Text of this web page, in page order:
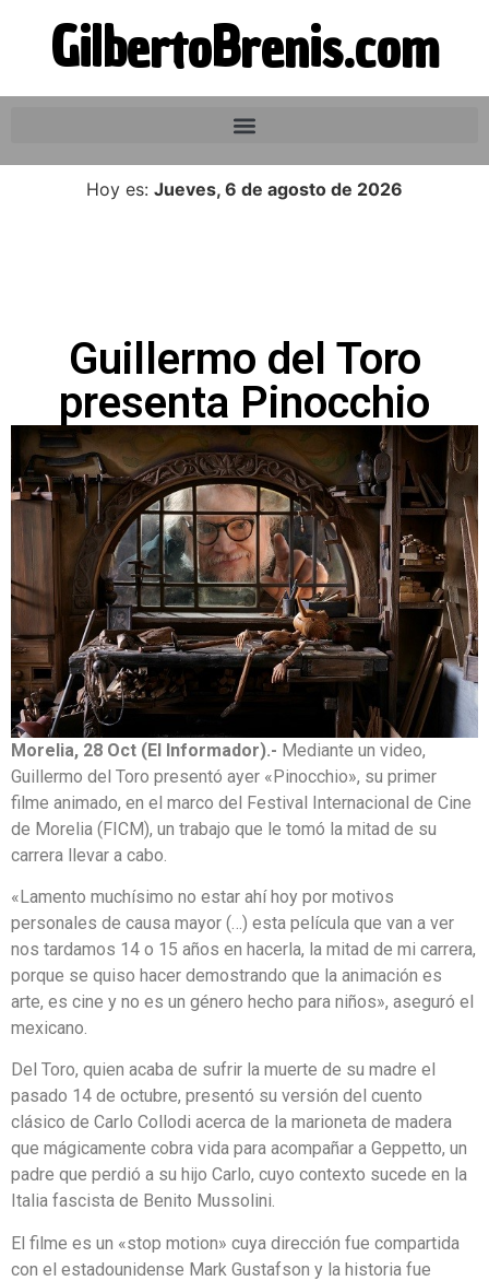
GilbertoBrenis.com
Hoy es: Jueves, 6 de agosto de 2026
Guillermo del Toro
presenta Pinocchio
Morelia, 28 Oct (El Informador).- Mediante un video,
Guillermo del Toro presentó ayer «Pinocchio», su primer
filme animado, en el marco del Festival Internacional de Cine
de Morelia (FICM), un trabajo que le tomó la mitad de su
carrera llevar a cabo.
«Lamento muchísimo no estar ahí hoy por motivos
personales de causa mayor (…) esta película que van a ver
nos tardamos 14 o 15 años en hacerla, la mitad de mi carrera,
porque se quiso hacer demostrando que la animación es
arte, es cine y no es un género hecho para niños», aseguró el
mexicano.
Del Toro, quien acaba de sufrir la muerte de su madre el
pasado 14 de octubre, presentó su versión del cuento
clásico de Carlo Collodi acerca de la marioneta de madera
que mágicamente cobra vida para acompañar a Geppetto, un
padre que perdió a su hijo Carlo, cuyo contexto sucede en la
Italia fascista de Benito Mussolini.
El filme es un «stop motion» cuya dirección fue compartida
con el estadounidense Mark Gustafson y la historia fue